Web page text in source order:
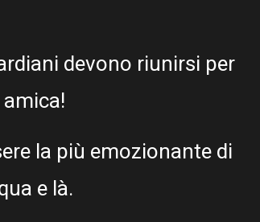
devono riunirsi per
la più emozionante di
e là.